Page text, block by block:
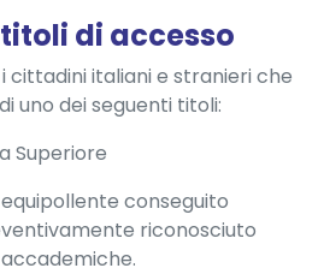
di accesso
cittadini italiani e stranieri che
uno dei seguenti titoli:
Superiore
conseguito
riconosciuto